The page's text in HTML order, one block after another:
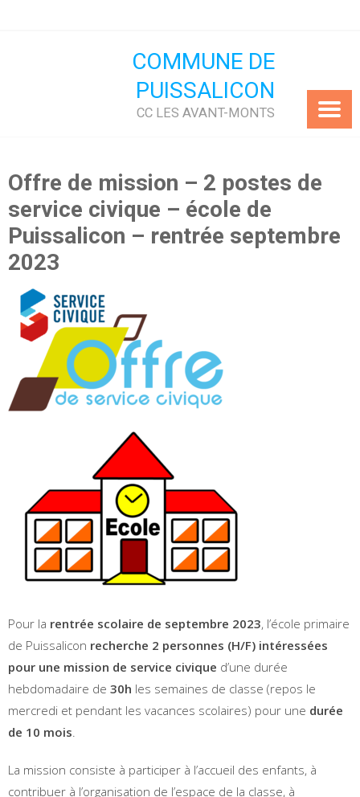
COMMUNE DE
PUISSALICON
CC LES AVANT-MONTS
Offre de mission – 2 postes de
service civique – école de
Puissalicon – rentrée septembre
2023
Pour la rentrée scolaire de septembre 2023, l’école primaire
de Puissalicon recherche 2 personnes (H/F) intéressées
pour une mission de service civique d’une durée
hebdomadaire de 30h les semaines de classe (repos le
mercredi et pendant les vacances scolaires) pour une durée
de 10 mois.
La mission consiste à participer à l’accueil des enfants, à
contribuer à l’organisation de l’espace de la classe, à